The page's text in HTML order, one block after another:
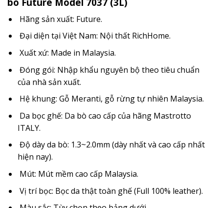
Hãng sản xuất: Future.
Đại diện tại Việt Nam: Nội thất RichHome.
Xuất xứ: Made in Malaysia.
Đóng gói: Nhập khẩu nguyên bộ theo tiêu chuẩn
của nhà sản xuất.
Hệ khung: Gỗ Meranti, gỗ rừng tự nhiên Malaysia.
Da bọc ghế: Da bò cao cấp của hãng Mastrotto
ITALY.
Độ dày da bò: 1.3~2.0mm (dày nhất và cao cấp nhất
hiện nay).
Mút: Mút mềm cao cấp Malaysia.
Vị trí bọc: Bọc da thật toàn ghế (Full 100% leather).